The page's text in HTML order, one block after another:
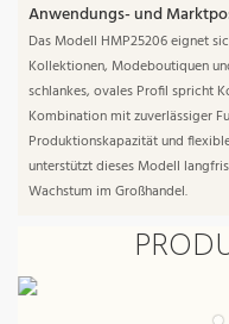
Anwendungs- und
Das Modell HMP25206 eignet
Kollektionen, Modeboutiquen
schlankes, ovales Profil spricht
Kombination mit zuverlässiger
Produktionskapazität und
unterstützt dieses Modell
Wachstum im Großhandel.